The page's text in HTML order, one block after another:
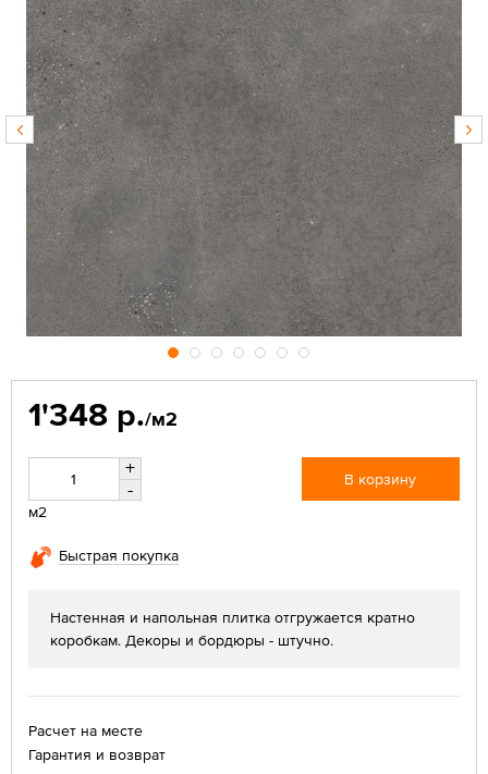
1'348 р./м2
+
-
м2
В корзину
Быстрая покупка
Настенная и напольная плитка отгружается кратно
коробкам. Декоры и бордюры - штучно.
Расчет на месте
Гарантия и возврат